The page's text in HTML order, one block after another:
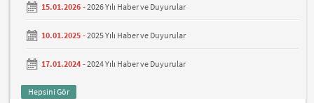
15.01.2026 -2026 Yılı Haber ve Duyurular
10.01.2025 -2025 Yılı Haber ve Duyurular
17.01.2024 -2024 Yılı Haber ve Duyurular
Hepsini Gör